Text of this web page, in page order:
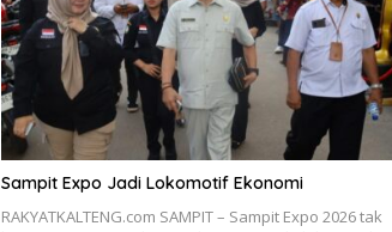
Sampit Expo Jadi Lokomotif Ekonomi
RAKYATKALTENG.com SAMPIT – Sampit Expo 2026 tak